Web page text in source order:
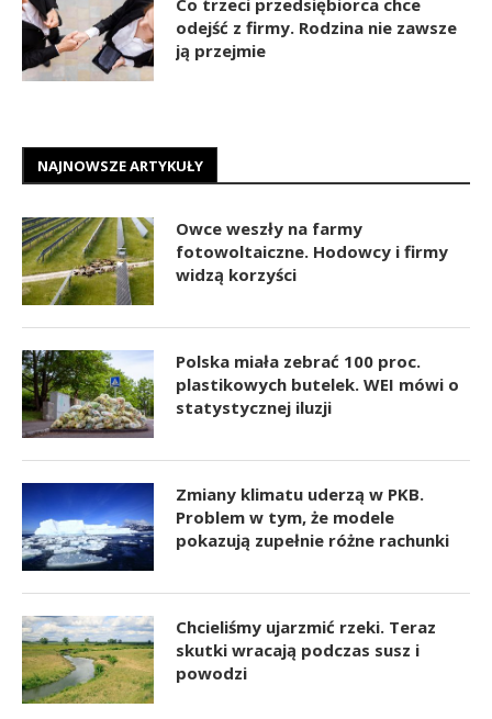
odejść z firmy. Rodzina nie zawsze
ją przejmie
NAJNOWSZE ARTYKUŁY
Owce weszły na farmy
fotowoltaiczne. Hodowcy i firmy
widzą korzyści
Polska miała zebrać 100 proc.
plastikowych butelek. WEI mówi o
statystycznej iluzji
Zmiany klimatu uderzą w PKB.
Problem w tym, że modele
pokazują zupełnie różne rachunki
Chcieliśmy ujarzmić rzeki. Teraz
skutki wracają podczas susz i
powodzi